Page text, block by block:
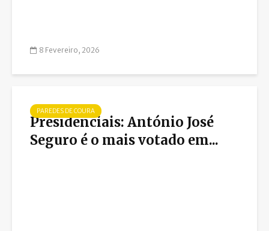
8 Fevereiro, 2026
PAREDES DE COURA
Presidenciais: António José
Seguro é o mais votado em...